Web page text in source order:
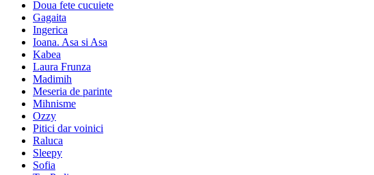
Doua fete cucuiete
Gagaita
Ingerica
Ioana. Asa si Asa
Kabea
Laura Frunza
Madimih
Meseria de parinte
Mihnisme
Ozzy
Pitici dar voinici
Raluca
Sleepy
Sofia